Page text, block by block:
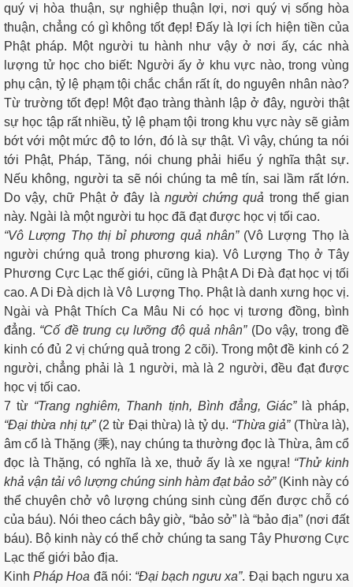
quý vị hòa thuận, sự nghiệp thuận lợi, nơi quý vị sống hòa
thuận, chẳng có gì không tốt đẹp! Đấy là lợi ích hiện tiền của
Phật pháp. Một người tu hành như vậy ở nơi ấy, các nhà
lượng tử học cho biết: Người ấy ở khu vực nào, trong vùng
phụ cận, tỷ lệ phạm tội chắc chắn rất ít, do nguyên nhân nào?
Từ trường tốt đẹp! Một đạo tràng thành lập ở đây, người thật
sự học tập rất nhiều, tỷ lệ phạm tội trong khu vực này sẽ giảm
bớt với một mức độ to lớn, đó là sự thật. Vì vậy, chúng ta nói
tới Phật, Pháp, Tăng, nói chung phải hiểu ý nghĩa thật sự.
Nếu không, người ta sẽ nói chúng ta mê tín, sai lầm rất lớn.
Do vậy, chữ Phật ở đây là người chứng quả trong thế gian
này. Ngài là một người tu học đã đạt được học vị tối cao.
“Vô Lượng Thọ thị bỉ phương quả nhân” (Vô Lượng Thọ là
người chứng quả trong phương kia). Vô Lượng Thọ ở Tây
Phương Cực Lạc thế giới, cũng là Phật A Di Đà đạt học vị tối
cao. A Di Đà dịch là Vô Lượng Thọ. Phật là danh xưng học vị.
Ngài và Phật Thích Ca Mâu Ni có học vị tương đồng, bình
đẳng. “Cố đề trung cụ lưỡng độ quả nhân” (Do vậy, trong đề
kinh có đủ 2 vị chứng quả trong 2 cõi). Trong một đề kinh có 2
người, chẳng phải là 1 người, mà là 2 người, đều đạt được
học vị tối cao.
7 từ “Trang nghiêm, Thanh tịnh, Bình đẳng, Giác” là pháp,
“Đại thừa nhị tự” (2 từ Đại thừa) là tỷ dụ. “Thừa giả” (Thừa là),
âm cổ là Thặng (乘), nay chúng ta thường đọc là Thừa, âm cổ
đọc là Thặng, có nghĩa là xe, thuở ấy là xe ngựa! “Thử kinh
khả vận tải vô lượng chúng sinh hàm đạt bảo sở” (Kinh này có
thể chuyên chở vô lượng chúng sinh cùng đến được chỗ có
của báu). Nói theo cách bây giờ, “bảo sở” là “bảo địa” (nơi đất
báu). Bộ kinh này có thể chở chúng ta sang Tây Phương Cực
Lạc thế giới bảo địa.
KinhPháp Hoa đã nói: “Đại bạch ngưu xa”. Đại bạch ngưu xa